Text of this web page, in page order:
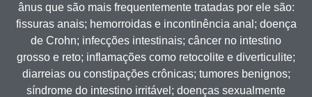
ânus que são mais frequentemente tratadas por ele são:
fissuras anais; hemorroidas e incontinência anal; doença
de Crohn; infecções intestinais; câncer no intestino
grosso e reto; inflamações como retocolite e diverticulite;
diarreias ou constipações crônicas; tumores benignos;
síndrome do intestino irritável; doenças sexualmente